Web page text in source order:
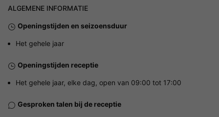
ALGEMENE INFORMATIE
Openingstijden en seizoensduur
Het gehele jaar
Openingstijden receptie
Het gehele jaar, elke dag, open van 09:00 tot 17:00
Gesproken talen bij de receptie